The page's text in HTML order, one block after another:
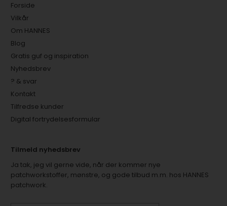
Forside
Vilkår
Om HANNES
Blog
Gratis guf og inspiration
Nyhedsbrev
? & svar
Kontakt
Tilfredse kunder
Digital fortrydelsesformular
Tilmeld nyhedsbrev
Ja tak, jeg vil gerne vide, når der kommer nye
patchworkstoffer, mønstre, og gode tilbud m.m. hos HANNES
patchwork.